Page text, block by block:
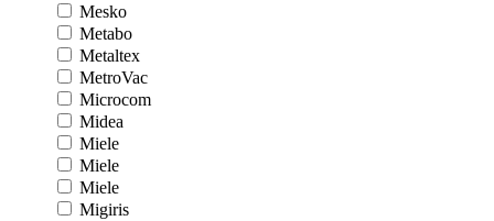
Mesko
Metabo
Metaltex
MetroVac
Microcom
Midea
Miele
Miele
Miele
Migiris